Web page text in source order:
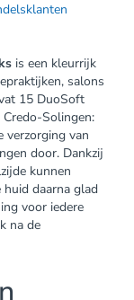
is een kleurrijk
salons
15 DuoSoft
Solingen:
verzorging van
door. Dankzij
kunnen
daarna glad
voor iedere
na de